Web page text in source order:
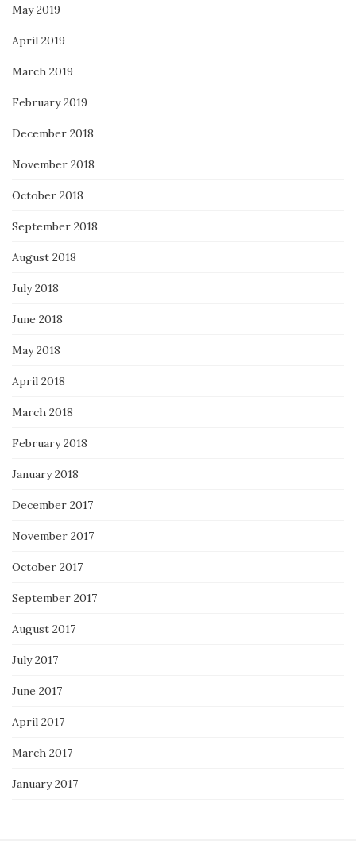
May 2019
April 2019
March 2019
February 2019
December 2018
November 2018
October 2018
September 2018
August 2018
July 2018
June 2018
May 2018
April 2018
March 2018
February 2018
January 2018
December 2017
November 2017
October 2017
September 2017
August 2017
July 2017
June 2017
April 2017
March 2017
January 2017